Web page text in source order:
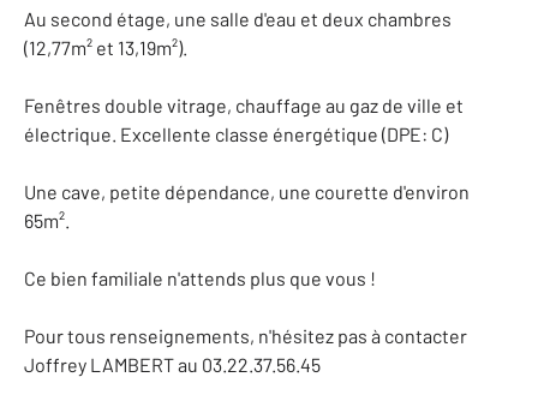
Au second étage, une salle d'eau et deux chambres
(12,77m² et 13,19m²).
Fenêtres double vitrage, chauffage au gaz de ville et
électrique. Excellente classe énergétique (DPE: C)
Une cave, petite dépendance, une courette d'environ
65m².
Ce bien familiale n'attends plus que vous !
Pour tous renseignements, n'hésitez pas à contacter
Joffrey LAMBERT au 03.22.37.56.45